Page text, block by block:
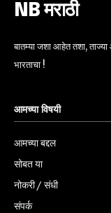
NB मराठी
बातम्या जशा आहेत तशा,
भारताचा !
आमच्या विषयी
आमच्या बद्दल
सोबत या
नोकरी / संधी
संपर्क